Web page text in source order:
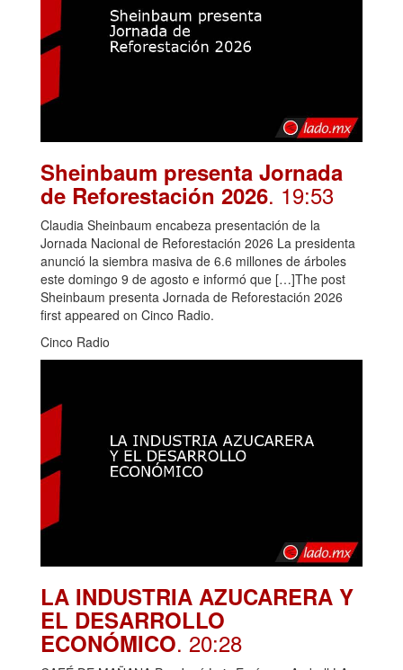
Sheinbaum presenta Jornada
de Reforestación 2026. 19:53
Claudia Sheinbaum encabeza presentación de la
Jornada Nacional de Reforestación 2026 La presidenta
anunció la siembra masiva de 6.6 millones de árboles
este domingo 9 de agosto e informó que […]The post
Sheinbaum presenta Jornada de Reforestación 2026
first appeared on Cinco Radio.
Cinco Radio
LA INDUSTRIA AZUCARERA Y
EL DESARROLLO
ECONÓMICO. 20:28